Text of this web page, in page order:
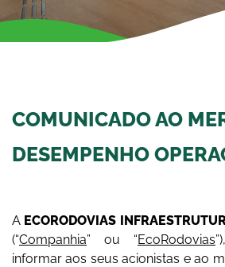
COMUNICADO AO
DESEMPENHO
A ECORODOVIAS
(“Companhia” ou “EcoRodovias
informar aos seus acionistas e ao